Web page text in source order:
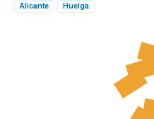
Alicante
Huelga